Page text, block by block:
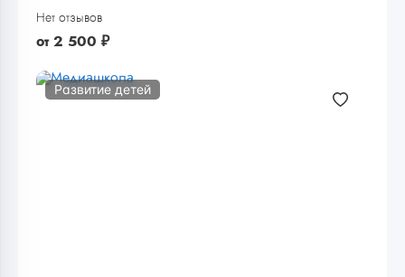
Нет отзывов
от 2 500 ₽
Развитие детей